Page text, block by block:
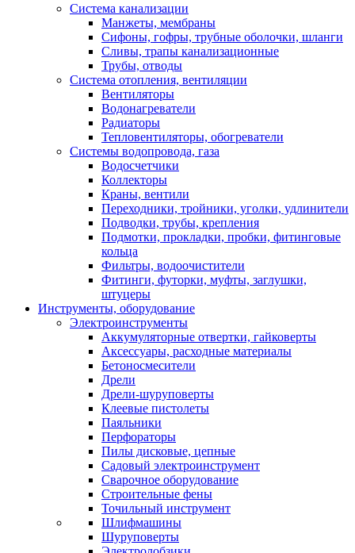
Система канализации
Манжеты, мембраны
Сифоны, гофры, трубные оболочки, шланги
Сливы, трапы канализационные
Трубы, отводы
Система отопления, вентиляции
Вентиляторы
Водонагреватели
Радиаторы
Тепловентиляторы, обогреватели
Системы водопровода, газа
Водосчетчики
Коллекторы
Краны, вентили
Переходники, тройники, уголки, удлинители
Подводки, трубы, крепления
Подмотки, прокладки, пробки, фитинговые
кольца
Фильтры, водоочистители
Фитинги, футорки, муфты, заглушки,
штуцеры
Инструменты, оборудование
Электроинструменты
Аккумуляторные отвертки, гайковерты
Аксессуары, расходные материалы
Бетоносмесители
Дрели
Дрели-шуруповерты
Клеевые пистолеты
Паяльники
Перфораторы
Пилы дисковые, цепные
Садовый электроинструмент
Сварочное оборудование
Строительные фены
Точильный инструмент
Шлифмашины
Шуруповерты